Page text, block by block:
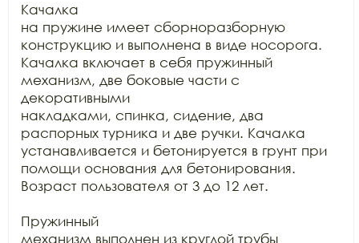
Качалка
на пружине имеет сборноразборную
конструкцию и выполнена в виде носорога.
Качалка включает в себя пружинный
механизм, две боковые части с
декоративными
накладками, спинка, сидение, два
распорных турника и две ручки. Качалка
устанавливается и бетонируется в грунт при
помощи основания для бетонирования.
Возраст пользователя от 3 до 12 лет.
Пружинный
механизм выполнен из круглой трубы